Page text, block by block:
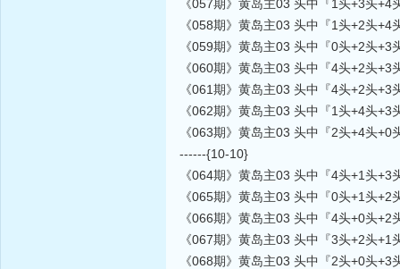
《057期》黄岛主03 头中『1头+3头+4
《058期》黄岛主03 头中『1头+2头+4
《059期》黄岛主03 头中『0头+2头+3
《060期》黄岛主03 头中『4头+2头+3
《061期》黄岛主03 头中『4头+2头+3
《062期》黄岛主03 头中『1头+4头+3
《063期》黄岛主03 头中『2头+4头+0
------{10-10}
《064期》黄岛主03 头中『4头+1头+3
《065期》黄岛主03 头中『0头+1头+2
《066期》黄岛主03 头中『4头+0头+2
《067期》黄岛主03 头中『3头+2头+1
《068期》黄岛主03 头中『2头+0头+3